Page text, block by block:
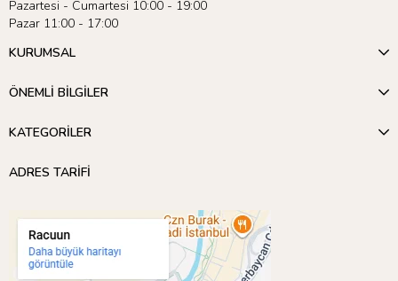
Meri Meri’nin sunduğu geniş ürün yelpazesini keşfetmek için
Dinozor Teması
’nı inceleyebilirsiniz! 🎉
Pazartesi - Cumartesi 10:00 - 19:00
Pazar 11:00 - 17:00
KURUMSAL
ÖNEMLİ BİLGİLER
KATEGORİLER
ADRES TARİFİ